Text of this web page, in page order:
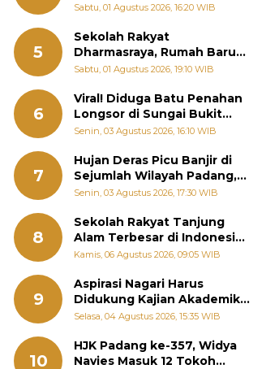
Nama Bangsa hingga
Jepang
Sabtu, 01 Agustus 2026, 16:20 WIB
5
Sekolah Rakyat
Dharmasraya, Rumah Baru
268 Anak Menggapai Mimpi
Kemiskinan
Sabtu, 01 Agustus 2026, 19:10 WIB
6
Viral! Diduga Batu Penahan
Longsor di Sungai Bukit
Nago Padang Diambil, Warga
Senin, 03 Agustus 2026, 16:10 WIB
7
Hujan Deras Picu Banjir di
Sejumlah Wilayah Padang,
Fadly Amran Perintahkan
Senin, 03 Agustus 2026, 17:30 WIB
8
Sekolah Rakyat Tanjung
Alam Terbesar di Indonesia,
Groundbreaking September
Kamis, 06 Agustus 2026, 09:05 WIB
9
Aspirasi Nagari Harus
Didukung Kajian Akademik,
Zigo Rolanda: Agar Mudah
Kementerian
Selasa, 04 Agustus 2026, 15:35 WIB
10
HJK Padang ke-357, Widya
Navies Masuk 12 Tokoh